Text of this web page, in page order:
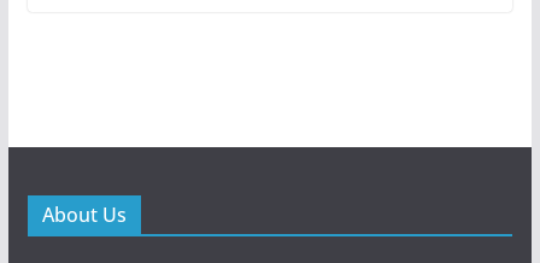
About Us